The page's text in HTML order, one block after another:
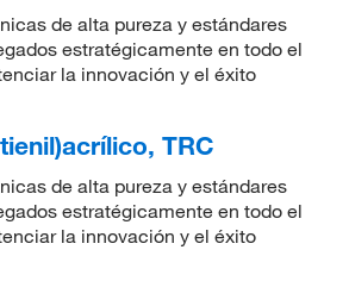
de alta pureza y estándares
estratégicamente en todo el
la innovación y el éxito
TRC
de alta pureza y estándares
estratégicamente en todo el
la innovación y el éxito